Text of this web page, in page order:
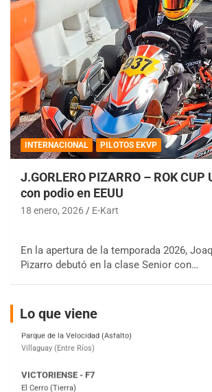
INTERNACIONAL PILOTOS EKVP
J.GORLERO PIZARRO – ROK CUP
con podio en EEUU
18 enero, 2026 E-Kart
En la apertura de la temporada 2026,
Pizarro debutó en la clase Senior con…
Lo que viene
COBERTURA ESPECIAL DE E-KART.COM.AR
08/09-AGO
IAME SERIES ARGENTINA 6
Ramiro Tot (Asfalto)
Baradero (Buenos Aires)
Trenque Lauquen (Buenos Aires)
VICTORIENSE - F7
El Cerro (Tierra)
PATAGONICO - F6